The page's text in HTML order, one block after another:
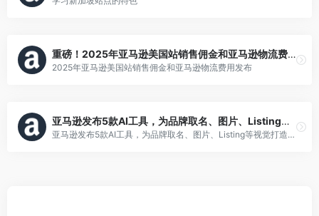
重磅！2025年亚马逊美国站销售佣金和亚马逊物流费用发布
2025年亚马逊美国站销售佣金和亚马逊物流费用发布
亚马逊发布5款AI工具，为品牌取名、图片、Listing等视觉打造获取无限创意
亚马逊发布5款AI工具，为品牌取名、图片、Listing等视觉打造获取无限创意